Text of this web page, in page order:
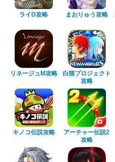
ライD攻略 まおりゅう攻略
リネージュM攻略
白猫プロジェクト
攻略
キノコ伝説攻略
アーチャー伝説2
攻略